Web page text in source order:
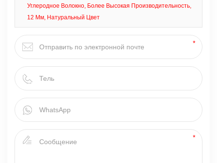
Углеродное Волокно, Более Высокая Производительность,
12 Мм, Натуральный Цвет